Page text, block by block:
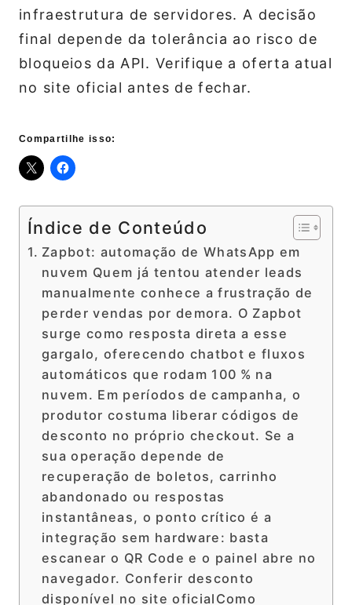
infraestrutura de servidores. A decisão
final depende da tolerância ao risco de
bloqueios da API. Verifique a oferta atual
no site oficial antes de fechar.
Compartilhe isso:
Índice de Conteúdo
Zapbot: automação de WhatsApp em
nuvem Quem já tentou atender leads
manualmente conhece a frustração de
perder vendas por demora. O Zapbot
surge como resposta direta a esse
gargalo, oferecendo chatbot e fluxos
automáticos que rodam 100 % na
nuvem. Em períodos de campanha, o
produtor costuma liberar códigos de
desconto no próprio checkout. Se a
sua operação depende de
recuperação de boletos, carrinho
abandonado ou respostas
instantâneas, o ponto crítico é a
integração sem hardware: basta
escanear o QR Code e o painel abre no
navegador. Conferir desconto
disponível no site oficialComo